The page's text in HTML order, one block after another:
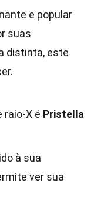
e popular
suas
distinta, este
raio-X é Pristella
à sua
ver sua